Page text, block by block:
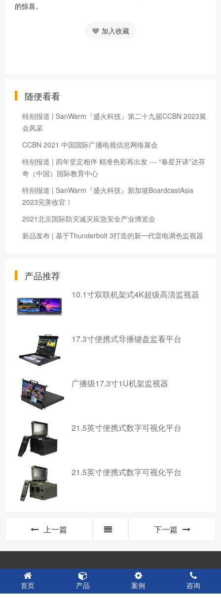
的惊喜。
加入收藏
随便看看
特别报道 | SanWarm『盛火科技』第二十九届CCBN 2023展
会风采
CCBN 2021 中国国际广播电视信息网络展会
特别报道 | 四年坚定相伴 精准色彩再出发 --- “春星开讲”达芬
奇（中国）国际教育中心
特别报道 | SanWarm『盛火科技』新加坡BoardcastAsia
2023完美收官！
2021北京国际防灾减灾应急安全产业博览会
新品发布 | 基于Thunderbolt 3打造的新一代雷电调色监视器
产品推荐
10.1寸双联机架式4K超级高清监视器
17.3寸便携式导播键盘监看平台
广播级17.3寸1U机架监视器
21.5英寸便携式数字可视化平台
21.5英寸便携式数字可视化平台
上一篇 下一篇
版权所有 © 2015 - 2021北京盛火科技有限公司 京ICP备17012050号-1
首页 产品 案例 咨询